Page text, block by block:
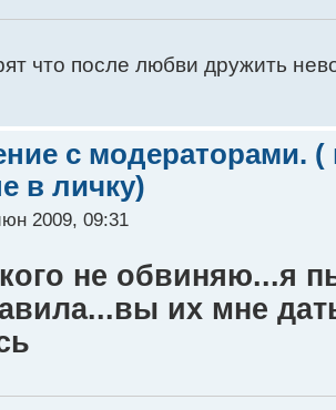
что после любви дружить
с модераторами.
в личку)
2009, 09:31
не обвиняю...я
их мне